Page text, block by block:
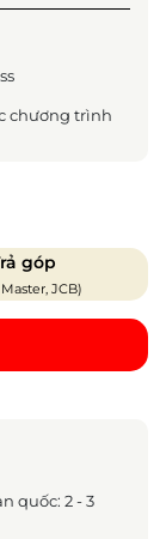
chương trình
góp
Master, JCB)
quốc: 2 - 3